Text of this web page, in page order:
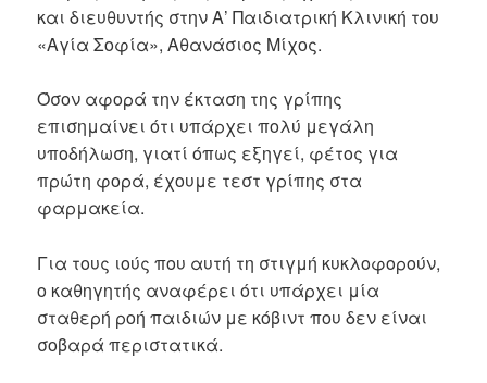
και διευθυντής στην Α’ Παιδιατρική Κλινική του
«Αγία Σοφία», Αθανάσιος Μίχος.
Όσον αφορά την έκταση της γρίπης
επισημαίνει ότι υπάρχει πολύ μεγάλη
υποδήλωση, γιατί όπως εξηγεί, φέτος για
πρώτη φορά, έχουμε τεστ γρίπης στα
φαρμακεία.
Για τους ιούς που αυτή τη στιγμή κυκλοφορούν,
ο καθηγητής αναφέρει ότι υπάρχει μία
σταθερή ροή παιδιών με κόβιντ που δεν είναι
σοβαρά περιστατικά.